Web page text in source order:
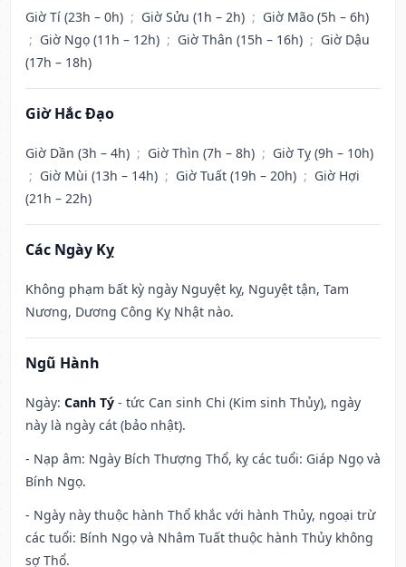
Giờ Tí (23h – 0h) ; Giờ Sửu (1h – 2h) ; Giờ Mão (5h – 6h)
; Giờ Ngọ (11h – 12h) ; Giờ Thân (15h – 16h) ; Giờ Dậu
(17h – 18h)
Giờ Hắc Đạo
Giờ Dần (3h – 4h) ; Giờ Thìn (7h – 8h) ; Giờ Tỵ (9h – 10h)
; Giờ Mùi (13h – 14h) ; Giờ Tuất (19h – 20h) ; Giờ Hợi
(21h – 22h)
Các Ngày Kỵ
Không phạm bất kỳ ngày Nguyệt kỵ, Nguyệt tận, Tam
Nương, Dương Công Kỵ Nhật nào.
Ngũ Hành
Ngày: Canh Tý - tức Can sinh Chi (Kim sinh Thủy), ngày
này là ngày cát (bảo nhật).
- Nạp âm: Ngày Bích Thượng Thổ, kỵ các tuổi: Giáp Ngọ và
Bính Ngọ.
- Ngày này thuộc hành Thổ khắc với hành Thủy, ngoại trừ
các tuổi: Bính Ngọ và Nhâm Tuất thuộc hành Thủy không
sợ Thổ.